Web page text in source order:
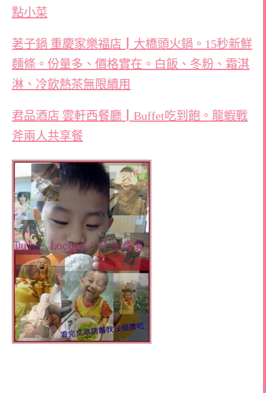
點小菜
荖子鍋 重慶家樂福店┃大橋頭火鍋。15秒新鮮
麵條。份量多、價格實在。白飯、冬粉、霜淇
淋、冷飲熱茶無限續用
君品酒店 雲軒西餐廳┃Buffet吃到飽。龍蝦戰
斧兩人共享餐